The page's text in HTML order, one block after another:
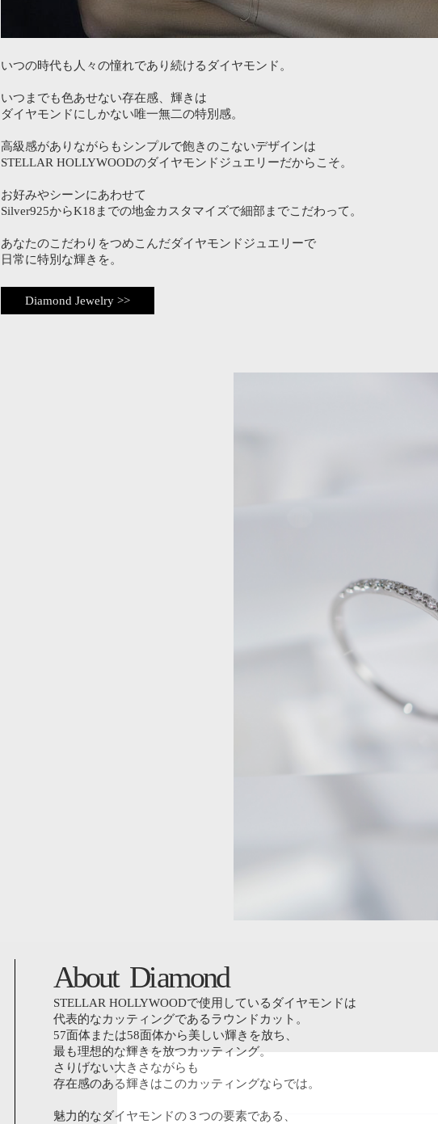
いつの時代も人々の憧れであり続けるダイヤモンド。
いつまでも色あせない存在感、輝きは
ダイヤモンドにしかない唯一無二の特別感。
高級感がありながらもシンプルで飽きのこないデザインは
STELLAR HOLLYWOODのダイヤモンドジュエリーだからこそ。
お好みやシーンにあわせて
Silver925からK18までの地金カスタマイズで細部までこだわって。
あなたのこだわりをつめこんだダイヤモンドジュエリーで
日常に特別な輝きを。
Diamond Jewelry >>
A b o u D a m o n d
STELLAR HOLLYWOODで使用しているダイヤモンドは
代表的なカッティングであるラウンドカット。
57面体または58面体から美しい輝きを放ち、
最も理想的な輝きを放つカッティング。
さりげない大きさながらも
存在感のある輝きはこのカッティングならでは。
魅力的なダイヤモンドの３つの要素である、